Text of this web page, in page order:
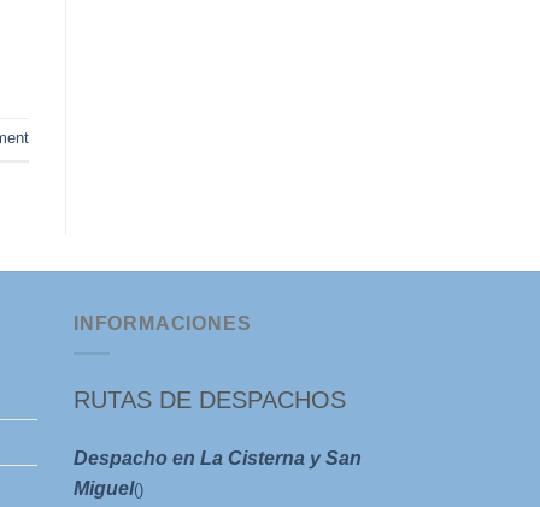
INFORMACIONES
RUTAS DE DESPACHOS
Despacho en La Cisterna y San
Miguel()